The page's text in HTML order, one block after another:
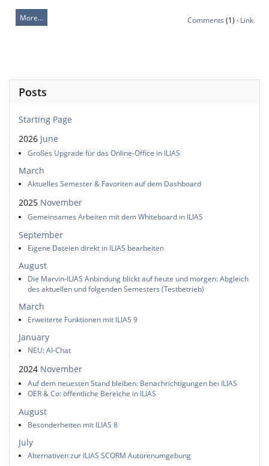
More… Comments (1) · Link
Posts
Starting Page
2026 June
Großes Upgrade für das Online-Office in ILIAS
March
Aktuelles Semester & Favoriten auf dem Dashboard
2025 November
Gemeinsames Arbeiten mit dem Whiteboard in ILIAS
September
Eigene Dateien direkt in ILIAS bearbeiten
August
Die Marvin-ILIAS Anbindung blickt auf heute und morgen: Abgleich
des aktuellen und folgenden Semesters (Testbetrieb)
March
Erweiterte Funktionen mit ILIAS 9
January
NEU: AI-Chat
2024 November
Auf dem neuesten Stand bleiben: Benachrichtigungen bei ILIAS
OER & Co: öffentliche Bereiche in ILIAS
August
Besonderheiten mit ILIAS 8
July
Alternativen zur ILIAS SCORM Autorenumgebung